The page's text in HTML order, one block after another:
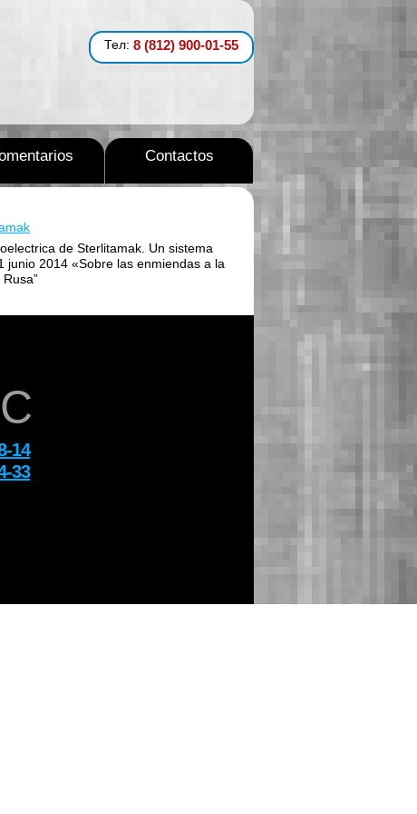
Тел: 8 (812) 900-01-55
Contactos
de Sterlitamak. Un sistema
junio 2014 «Sobre las enmiendas a la
14
33